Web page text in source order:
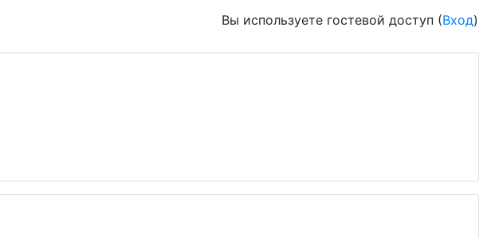
Вы используете гостевой доступ (Вход)